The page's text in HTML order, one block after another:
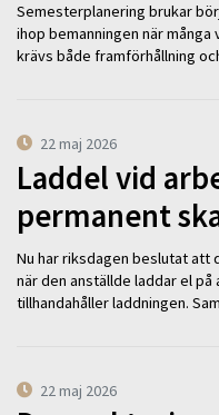
Semesterplanering brukar
ihop bemanningen när
krävs både framförhållning
22 maj 2026
Laddel vid
permanent
Nu har riksdagen beslutat
när den anställde laddar el
tillhandahåller laddningen.
22 maj 2026